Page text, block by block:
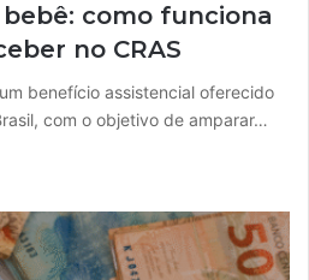
como funciona
no CRAS
benefício assistencial oferecido
com o objetivo de amparar…